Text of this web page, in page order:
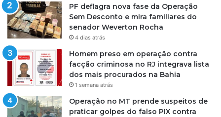
PF deflagra nova fase da Operação
Sem Desconto e mira familiares do
senador Weverton Rocha
4 dias atrás
Homem preso em operação contra
facção criminosa no RJ integrava lista
dos mais procurados na Bahia
1 semana atrás
Operação no MT prende suspeitos de
praticar golpes do falso PIX contra